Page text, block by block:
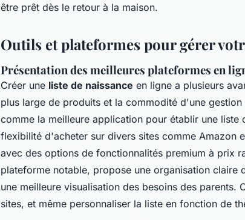
être prêt dès le retour à la maison.
Outils et plateformes pour gérer
Présentation des meilleures plateformes en
Créer une liste de naissance en ligne a plusieurs
plus large de produits et la commodité d'une
comme la meilleure application pour établir une liste
flexibilité d'acheter sur divers sites comme Amazon
avec des options de fonctionnalités premium à prix
plateforme notable, propose une organisation claire
une meilleure visualisation des besoins des parents.
sites, et même personnaliser la liste en fonction de